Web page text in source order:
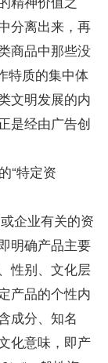
分离出来，再
商品中那些没
特质的集中体
文明发展的内
是经由广告创
“特定资
企业有关的资
明确产品主要
性别、文化层
产品的个性内
成分、知名
化意味，即产